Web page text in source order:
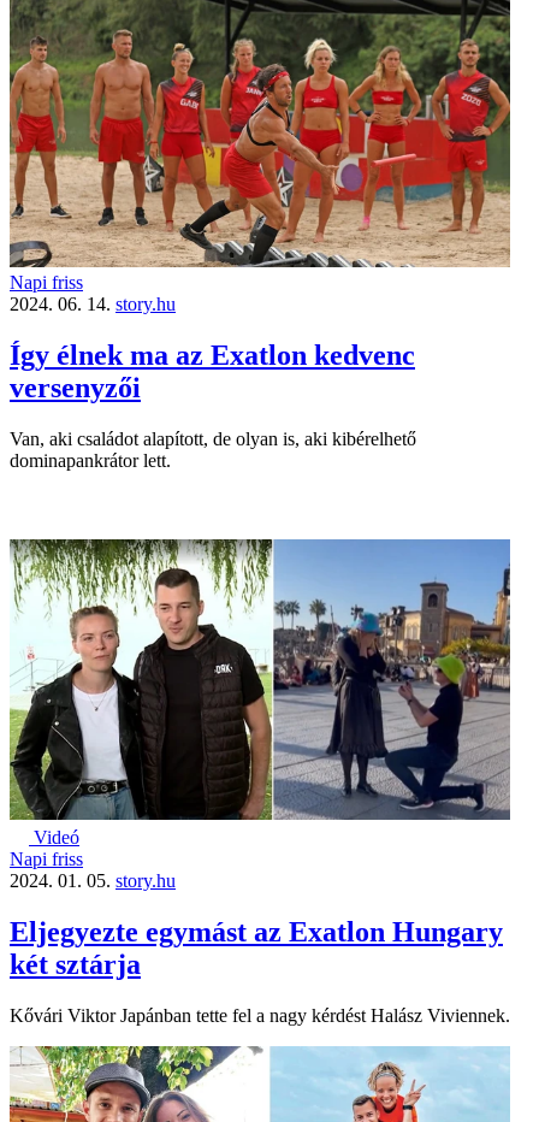
Napi friss
2024. 06. 14. story.hu
Így élnek ma az Exatlon kedvenc
versenyzői
Van, aki családot alapított, de olyan is, aki kibérelhető
dominapankrátor lett.
Videó
Napi friss
2024. 01. 05. story.hu
Eljegyezte egymást az Exatlon Hungary
két sztárja
Kővári Viktor Japánban tette fel a nagy kérdést Halász Viviennek.